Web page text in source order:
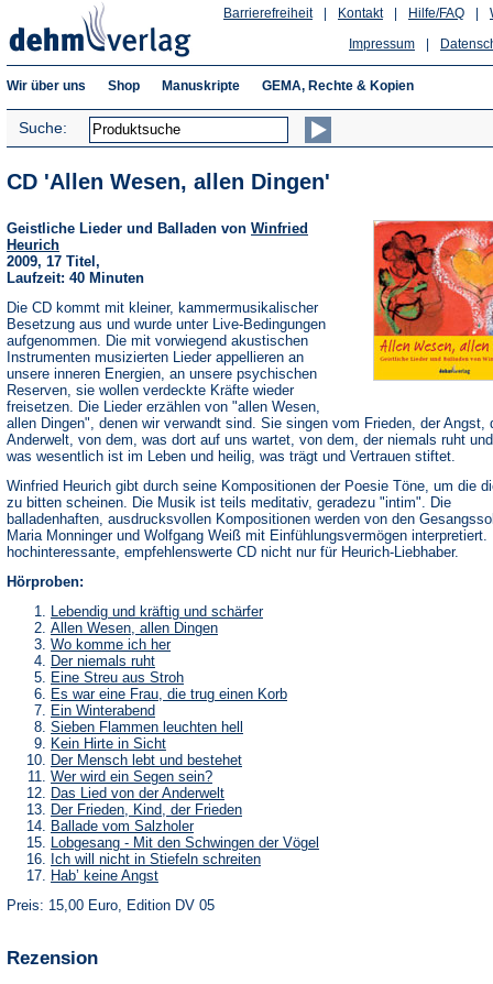
Hilfe/FAQ
Kontakt
Barrierefreiheit
Impressum
Wir über uns Shop Manuskripte GEMA, Rechte & Kopien
Suche:
CD 'Allen Wesen, allen Dingen'
Geistliche Lieder und Balladen von Winfried
Heurich
2009, 17 Titel,
Laufzeit: 40 Minuten
Die CD kommt mit kleiner, kammermusikalischer
Besetzung aus und wurde unter Live-Bedingungen
aufgenommen. Die mit vorwiegend akustischen
Instrumenten musizierten Lieder appellieren an
unsere inneren Energien, an unsere psychischen
Reserven, sie wollen verdeckte Kräfte wieder
freisetzen. Die Lieder erzählen von "allen Wesen,
allen Dingen", denen wir verwandt sind. Sie singen vom Frieden, der Angst,
Anderwelt, von dem, was dort auf uns wartet, von dem, der niemals ruht
was wesentlich ist im Leben und heilig, was trägt und Vertrauen stiftet.
Winfried Heurich gibt durch seine Kompositionen der Poesie Töne, um die
zu bitten scheinen. Die Musik ist teils meditativ, geradezu "intim". Die
balladenhaften, ausdrucksvollen Kompositionen werden von den
Maria Monninger und Wolfgang Weiß mit Einfühlungsvermögen interpretiert.
hochinteressante, empfehlenswerte CD nicht nur für Heurich-Liebhaber.
Hörproben:
Lebendig und kräftig und schärfer
Allen Wesen, allen Dingen
Wo komme ich her
Der niemals ruht
Eine Streu aus Stroh
Es war eine Frau, die trug einen Korb
Ein Winterabend
Sieben Flammen leuchten hell
Kein Hirte in Sicht
Der Mensch lebt und bestehet
Wer wird ein Segen sein?
Das Lied von der Anderwelt
Der Frieden, Kind, der Frieden
Ballade vom Salzholer
Lobgesang - Mit den Schwingen der Vögel
Ich will nicht in Stiefeln schreiten
Hab’ keine Angst
Preis: 15,00 Euro, Edition DV 05
Rezension